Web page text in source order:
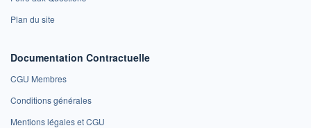
Plan du site
Documentation Contractuelle
CGU Membres
Conditions générales
Mentions légales et CGU